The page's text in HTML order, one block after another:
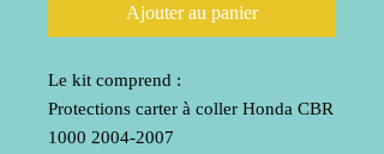
Ajouter au panier
Le kit comprend :
Protections carter à coller Honda CBR
1000 2004-2007